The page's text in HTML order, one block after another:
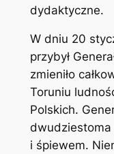
dydaktyczne.
W dniu 20
przybył
zmieniło
Toruniu
Polskich.
i śpiewem.